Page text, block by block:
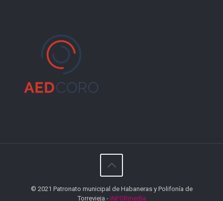
© 2021 Patronato municipal de Habaneras y Polifonía de
Torrevieja - INFORmedia